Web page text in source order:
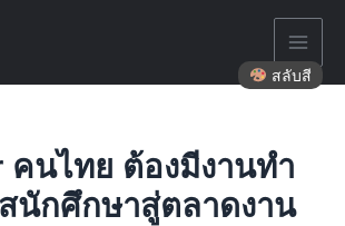
คนไทย ต้องมีงานทำ
นักศึกษาสู่ตลาดงาน
สลับสี